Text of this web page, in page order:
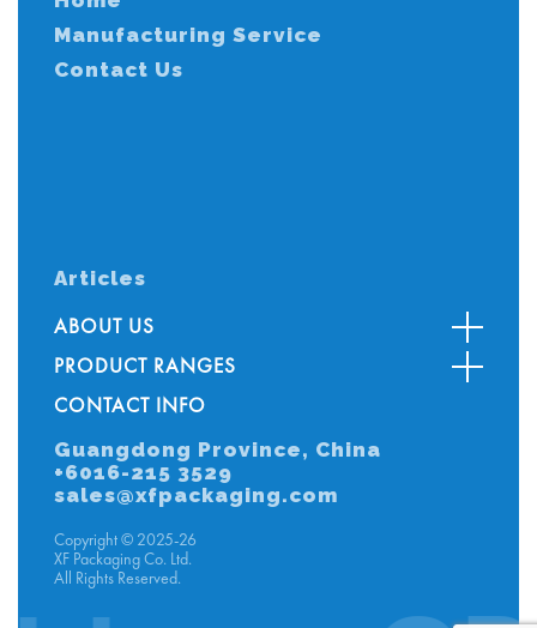
ABOUT US
PRODUCT RANGES
Manufacturing Service
Contact Us
Articles
CONTACT INFO
Guangdong Province, China
+6016-215 3529
sales@xfpackaging.com
Copyright © 2025-26
XF Packaging Co. Ltd.
All Rights Reserved.